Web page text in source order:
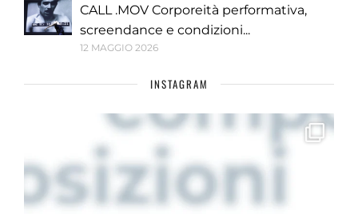
CALL .MOV Corporeità performativa,
screendance e condizioni...
12 MAGGIO 2026
INSTAGRAM